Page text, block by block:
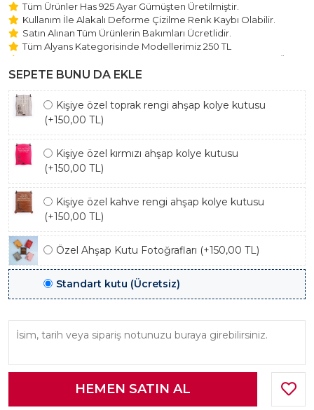
Tüm Ürünler Has 925 Ayar Gümüşten Üretilmiştir.
Kullanım İle Alakalı Deforme Çizilme Renk Kaybı Olabilir.
Satın Alınan Tüm Ürünlerin Bakımları Ücretlidir.
Tüm Alyans Kategorisinde Modellerimiz 250 TL
Beştaş Tektaş Kolye ve Bileklik Modellerimiz 150 TL Sabit Ücret
ile Hareket Edilmektedir.
SEPETE BUNU DA EKLE
Kişiye özel toprak rengi ahşap kolye kutusu
(+150,00 TL)
Kişiye özel kırmızı ahşap kolye kutusu
(+150,00 TL)
Kişiye özel kahve rengi ahşap kolye kutusu
(+150,00 TL)
Özel Ahşap Kutu Fotoğrafları (+150,00 TL)
Standart kutu (Ücretsiz)